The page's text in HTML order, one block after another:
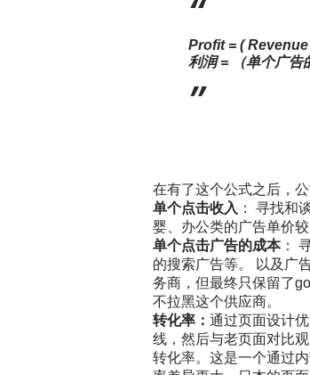
Profit = (
利润= （单个广告
在有了这个公式之后，
单个点击收入 ： 寻找和
婴、办公类的广告单价
单个点击广告的成本：
的搜索广告等。 以及广
务商，但最终只保留了
不拉黑这个供应商。
转化率： 通过页面设计
线，然后与老页面对比
转化率。这是一个通过